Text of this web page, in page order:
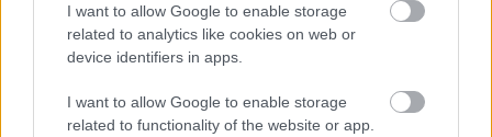
I want to allow Google to enable storage
related to analytics like cookies on web or
device identifiers in apps.
I want to allow Google to enable storage
related to functionality of the website or app.
kormányzása más pályára tette az autót, jött az
alulkormányzottság, várnia kellett. Russell közben
el tudta forgatni az autót, Lewis kisodródott a
koszosabb ívre. Nézzék a kormányát, jött egy